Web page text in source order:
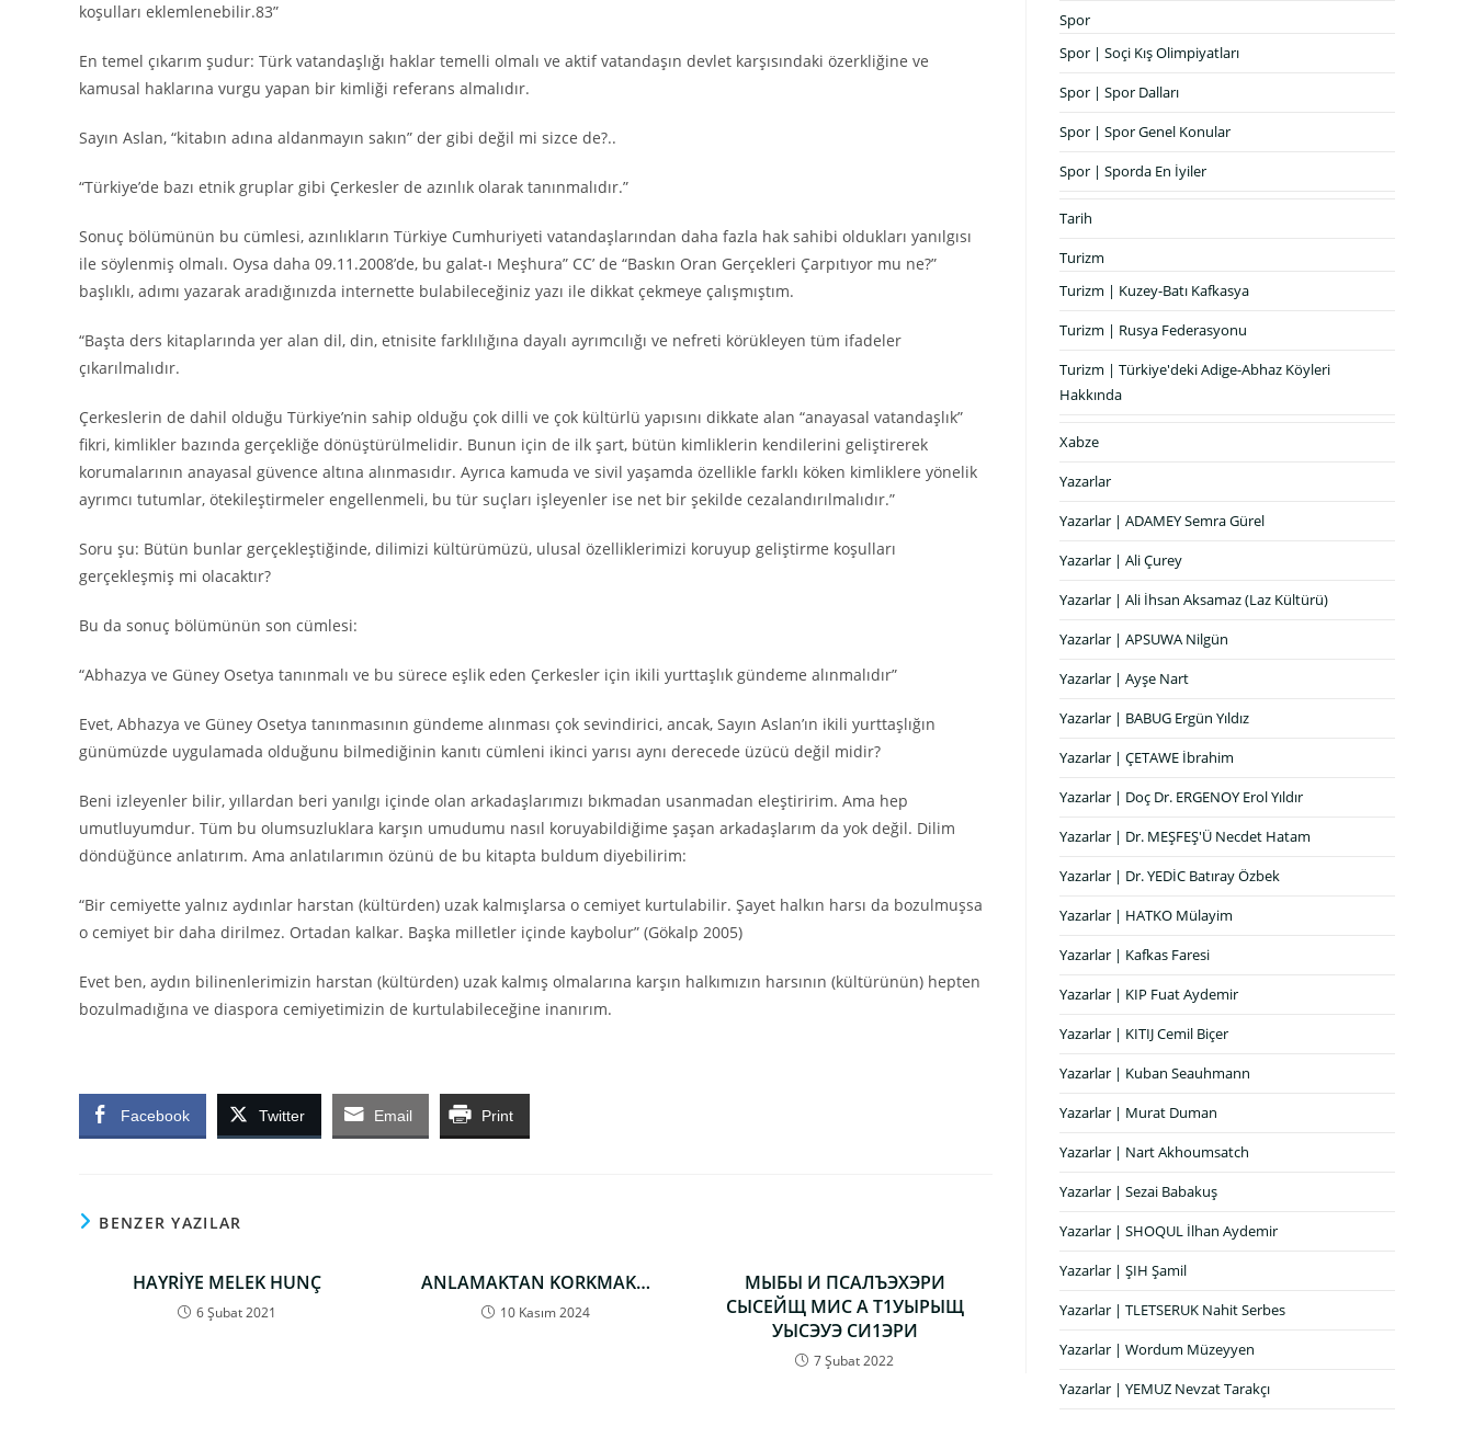
koşulları eklemlenebilir.83”
En temel çıkarım şudur: Türk vatandaşlığı haklar temelli olmalı ve aktif vatandaşın devlet karşısındaki özerkliğine ve
kamusal haklarına vurgu yapan bir kimliği referans almalıdır.
Sayın Aslan, “kitabın adına aldanmayın sakın” der gibi değil mi sizce de?..
“Türkiye’de bazı etnik gruplar gibi Çerkesler de azınlık olarak tanınmalıdır.”
Sonuç bölümünün bu cümlesi, azınlıkların Türkiye Cumhuriyeti vatandaşlarından daha fazla hak sahibi oldukları yanılgısı
ile söylenmiş olmalı. Oysa daha 09.11.2008’de, bu galat-ı Meşhura” CC’ de “Baskın Oran Gerçekleri Çarpıtıyor mu ne?”
başlıklı, adımı yazarak aradığınızda internette bulabileceğiniz yazı ile dikkat çekmeye çalışmıştım.
“Başta ders kitaplarında yer alan dil, din, etnisite farklılığına dayalı ayrımcılığı ve nefreti körükleyen tüm ifadeler
çıkarılmalıdır.
Çerkeslerin de dahil olduğu Türkiye’nin sahip olduğu çok dilli ve çok kültürlü yapısını dikkate alan “anayasal vatandaşlık”
fikri, kimlikler bazında gerçekliğe dönüştürülmelidir. Bunun için de ilk şart, bütün kimliklerin kendilerini geliştirerek
korumalarının anayasal güvence altına alınmasıdır. Ayrıca kamuda ve sivil yaşamda özellikle farklı köken kimliklere yönelik
ayrımcı tutumlar, ötekileştirmeler engellenmeli, bu tür suçları işleyenler ise net bir şekilde cezalandırılmalıdır.”
Soru şu: Bütün bunlar gerçekleştiğinde, dilimizi kültürümüzü, ulusal özelliklerimizi koruyup geliştirme koşulları
gerçekleşmiş mi olacaktır?
Bu da sonuç bölümünün son cümlesi:
“Abhazya ve Güney Osetya tanınmalı ve bu sürece eşlik eden Çerkesler için ikili yurttaşlık gündeme alınmalıdır”
Evet, Abhazya ve Güney Osetya tanınmasının gündeme alınması çok sevindirici, ancak, Sayın Aslan’ın ikili yurttaşlığın
günümüzde uygulamada olduğunu bilmediğinin kanıtı cümleni ikinci yarısı aynı derecede üzücü değil midir?
Beni izleyenler bilir, yıllardan beri yanılgı içinde olan arkadaşlarımızı bıkmadan usanmadan eleştiririm. Ama hep
umutluyumdur. Tüm bu olumsuzluklara karşın umudumu nasıl koruyabildiğime şaşan arkadaşlarım da yok değil. Dilim
döndüğünce anlatırım. Ama anlatılarımın özünü de bu kitapta buldum diyebilirim:
“Bir cemiyette yalnız aydınlar harstan (kültürden) uzak kalmışlarsa o cemiyet kurtulabilir. Şayet halkın harsı da bozulmuşsa
o cemiyet bir daha dirilmez. Ortadan kalkar. Başka milletler içinde kaybolur” (Gökalp 2005)
Evet ben, aydın bilinenlerimizin harstan (kültürden) uzak kalmış olmalarına karşın halkımızın harsının (kültürünün) hepten
bozulmadığına ve diaspora cemiyetimizin de kurtulabileceğine inanırım.
Facebook Twitter Email Print
BENZER YAZILAR
HAYRİYE MELEK HUNÇ
6 Şubat 2021
ANLAMAKTAN KORKMAK…
10 Kasım 2024
МЫБЫ И ПСАЛЪЭХЭРИ
СЫСЕЙЩ МИС А Т1УЫРЫЩ
УЫСЭУЭ СИ1ЭРИ
7 Şubat 2022
Spor
Spor | Soçi Kış Olimpiyatları
Spor | Spor Dalları
Spor | Spor Genel Konular
Spor | Sporda En İyiler
Tarih
Turizm
Turizm | Kuzey-Batı Kafkasya
Turizm | Rusya Federasyonu
Turizm | Türkiye'deki Adige-Abhaz Köyleri
Hakkında
Xabze
Yazarlar
Yazarlar | ADAMEY Semra Gürel
Yazarlar | Ali Çurey
Yazarlar | Ali İhsan Aksamaz (Laz Kültürü)
Yazarlar | APSUWA Nilgün
Yazarlar | Ayşe Nart
Yazarlar | BABUG Ergün Yıldız
Yazarlar | ÇETAWE İbrahim
Yazarlar | Doç Dr. ERGENOY Erol Yıldır
Yazarlar | Dr. MEŞFEŞ'Ü Necdet Hatam
Yazarlar | Dr. YEDİC Batıray Özbek
Yazarlar | HATKO Mülayim
Yazarlar | Kafkas Faresi
Yazarlar | KIP Fuat Aydemir
Yazarlar | KITIJ Cemil Biçer
Yazarlar | Kuban Seauhmann
Yazarlar | Murat Duman
Yazarlar | Nart Akhoumsatch
Yazarlar | Sezai Babakuş
Yazarlar | SHOQUL İlhan Aydemir
Yazarlar | ŞIH Şamil
Yazarlar | TLETSERUK Nahit Serbes
Yazarlar | Wordum Müzeyyen
Yazarlar | YEMUZ Nevzat Tarakçı